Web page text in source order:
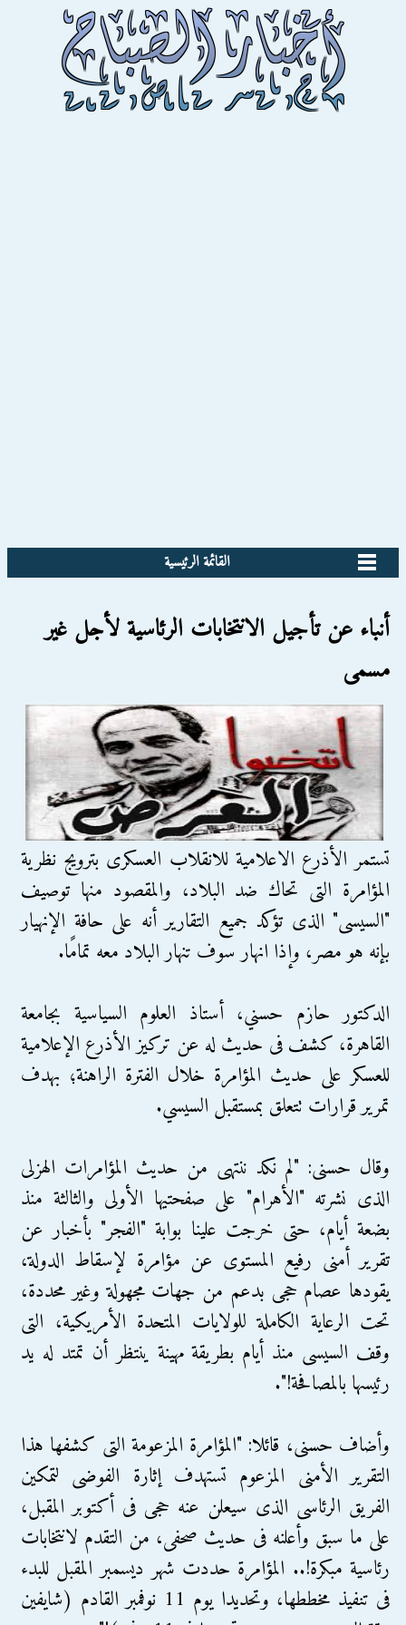
القائمة الرئيسية
أنباء عن تأجيل الانتخابات الرئاسية لأجل غير
مسمى
تستمر الأذرع الاعلامية للانقلاب العسكرى بترويج نظرية
المؤامرة التى تحاك ضد البلاد، والمقصود منها توصيف
"السيسى" الذى تؤكد جميع التقارير أنه على حافة الإنهيار
بإنه هو مصر، وإذا انهار سوف تنهار البلاد معه تمامًا.
الدكتور حازم حسني، أستاذ العلوم السياسية بجامعة
القاهرة، كشف فى حديث له عن تركيز الأذرع الإعلامية
للعسكر على حديث المؤامرة خلال الفترة الراهنة؛ بهدف
تمرير قرارات تتعلق بمستقبل السيسي.
وقال حسنى: "لم نكد ننتهى من حديث المؤامرات الهزلى
الذى نشرته "الأهرام" على صفحتيها الأولى والثالثة منذ
بضعة أيام، حتى خرجت علينا بوابة "الفجر" بأخبار عن
تقرير أمنى رفيع المستوى عن مؤامرة لإسقاط الدولة،
يقودها عصام حجى بدعم من جهات مجهولة وغير محددة،
تحت الرعاية الكاملة للولايات المتحدة الأمريكية، التى
وقف السيسى منذ أيام بطريقة مهينة ينتظر أن تمتد له يد
رئيسها بالمصافحة!".
وأضاف حسنى، قائلا: "المؤامرة المزعومة التى كشفها هذا
التقرير الأمنى المزعوم تستهدف إثارة الفوضى لتمكين
الفريق الرئاسى الذى سيعلن عنه حجى فى أكتوبر المقبل،
على ما سبق وأعلنه فى حديث صحفى، من التقدم لانتخابات
رئاسية مبكرة!.. المؤامرة حددت شهر ديسمبر المقبل للبدء
فى تنفيذ مخططها، وتحديدا يوم 11 نوفمبر القادم (شايفين